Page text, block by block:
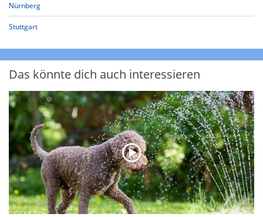
Nürnberg
Stuttgart
Das könnte dich auch interessieren